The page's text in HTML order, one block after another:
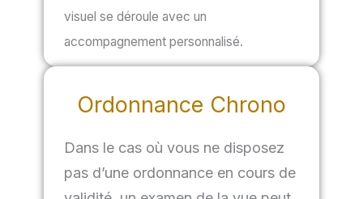
visuel se déroule avec un
accompagnement personnalisé.
Ordonnance Chrono
Dans le cas où vous ne disposez
pas d’une ordonnance en cours de